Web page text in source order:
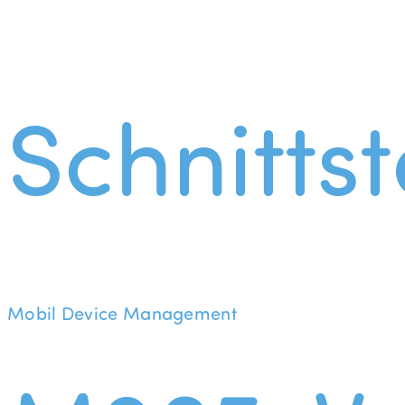
Mobil Device Management